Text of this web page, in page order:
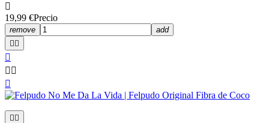

19,99 €Precio
remove
add
 

 

 